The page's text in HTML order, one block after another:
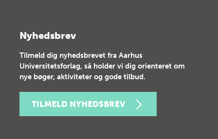
Nyhedsbrev
Tilmeld dig nyhedsbrevet fra Aarhus
Universitetsforlag, så holder vi dig orienteret om
nye bøger, aktiviteter og gode tilbud.
TILMELD NYHEDSBREV